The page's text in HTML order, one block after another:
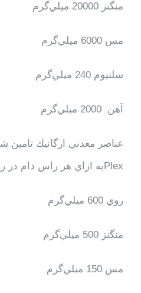
منگنز 20000 ميلي‌گرم
مس 6000 ميلي‌گرم
سلنيوم 240 ميلي‌گرم
آهن 2000 ميلي‌گرم
عناصر معدني ارگانيك تامين شده
Plexبه ازاي هر راس دام در
روي 600 ميلي‌گرم
منگنز 500 ميلي‌گرم
مس 150 ميلي‌گرم